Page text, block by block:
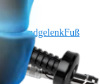
HandgelenkFuß